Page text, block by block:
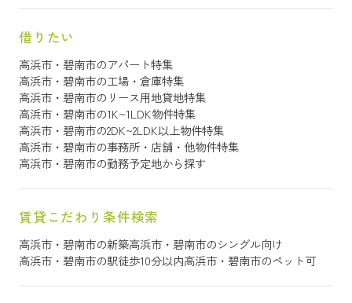
借りたい
高浜市・碧南市のアパート特集
高浜市・碧南市の工場・倉庫特集
高浜市・碧南市のリース用地貸地特集
高浜市・碧南市の1K~1LDK物件特集
高浜市・碧南市の2DK~2LDK以上物件特集
高浜市・碧南市の事務所・店舗・他物件特集
高浜市・碧南市の勤務予定地から探す
賃貸こだわり条件検索
高浜市・碧南市の新築高浜市・碧南市のシングル向け
高浜市・碧南市の駅徒歩10分以内高浜市・碧南市のペット可